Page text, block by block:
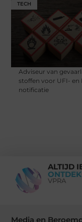
TECH
Adviseur van
stoffen voor UFI- en
notificatie
ALTIJD
VPRA
Media en